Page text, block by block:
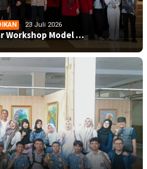
23 Juli 2026
Workshop Model …